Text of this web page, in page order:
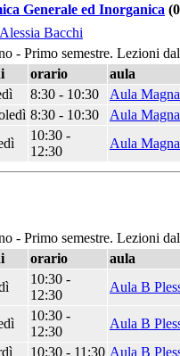
Generale ed Inorganica
Bacchi
- Primo semestre. Lezioni
orario
aula
8:30 - 10:30
Aula
8:30 - 10:30
Aula
10:30 -
12:30
Aula
- Primo semestre. Lezioni
orario
aula
10:30 -
12:30
Aula B
10:30 -
12:30
Aula B
10:30 - 11:30 Aula B